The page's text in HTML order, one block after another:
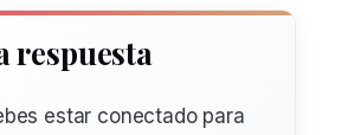
respuesta
estar conectadopara